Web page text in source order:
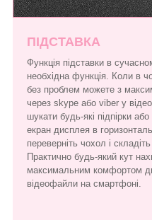
ПІДСТАВКА
Функція підставки в
необхідна функція. Коли в
без проблем можете з
через skype або viber у
шукати будь-які підпірки
екран дисплея в
переверніть чохол і
Практично будь-який кут
максимальним комфортом
відеофайли на смартфоні.